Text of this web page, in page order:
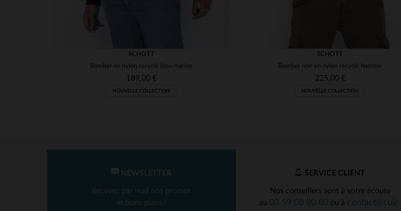
SCHOTT
Bomber en nylon recyclé bleu marine
189,00 €
NOUVELLE COLLECTION
SCHOTT
Bomber noir en nylon recyclé homme
225,00 €
NOUVELLE COLLECTION
NEWSLETTER
Recevez par mail nos promos
et bons plans !
SERVICE CLIENT
Nos conseillers sont à votre écoute
au
03 59 08 80 80 ou à contact@cuir-